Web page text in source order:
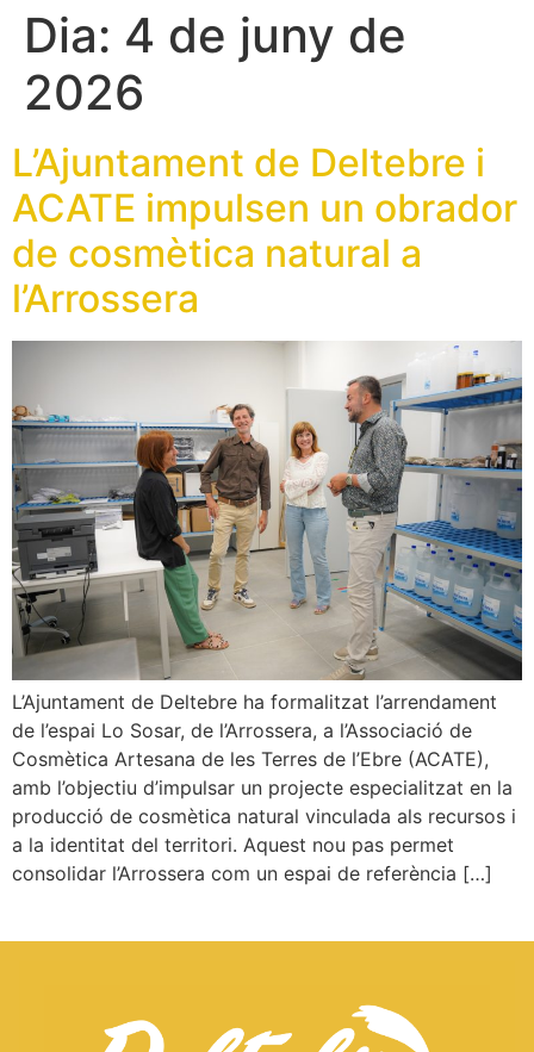
Dia: 4 de juny de
2026
L’Ajuntament de Deltebre i
ACATE impulsen un obrador
de cosmètica natural a
l’Arrossera
L’Ajuntament de Deltebre ha formalitzat l’arrendament
de l’espai Lo Sosar, de l’Arrossera, a l’Associació de
Cosmètica Artesana de les Terres de l’Ebre (ACATE),
amb l’objectiu d’impulsar un projecte especialitzat en la
producció de cosmètica natural vinculada als recursos i
a la identitat del territori. Aquest nou pas permet
consolidar l’Arrossera com un espai de referència […]